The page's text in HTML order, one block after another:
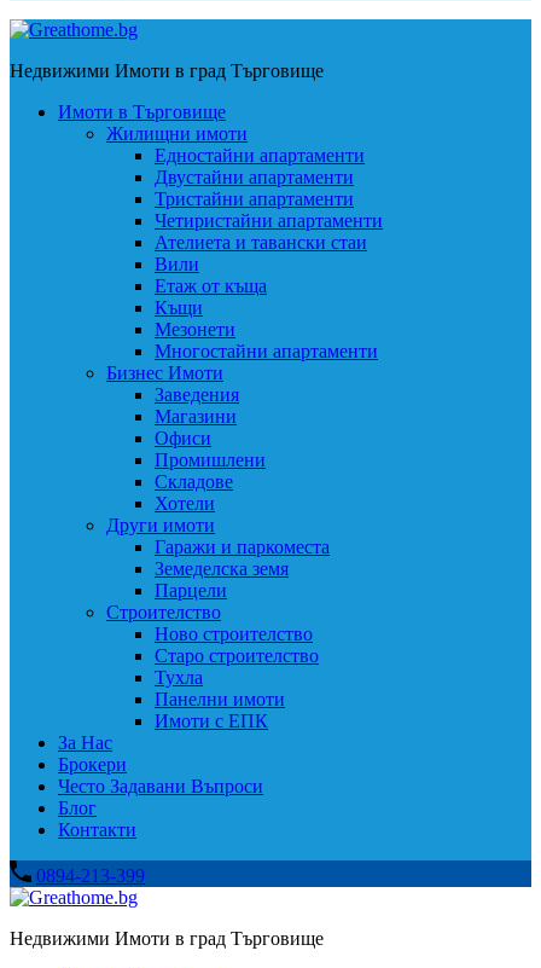
Недвижими Имоти в град Търговище
Имоти в Търговище
Жилищни имоти
Едностайни апартаменти
Двустайни апартаменти
Тристайни апартаменти
Четиристайни апартаменти
Ателиета и тавански стаи
Вили
Етаж от къща
Къщи
Мезонети
Многостайни апартаменти
Бизнес Имоти
Заведения
Магазини
Офиси
Промишлени
Складове
Хотели
Други имоти
Гаражи и паркоместа
Земеделска земя
Парцели
Строителство
Ново строителство
Старо строителство
Тухла
Панелни имоти
Имоти с ЕПК
За Нас
Брокери
Често Задавани Въпроси
Блог
Контакти
0894-213-399
Недвижими Имоти в град Търговище